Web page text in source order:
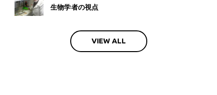
生物学者の視点
VIEW ALL